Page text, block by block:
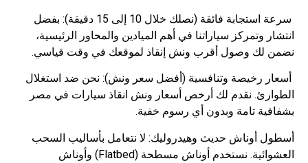
سرعة استجابة فائقة (نصلك خلال 10 إلى 15 دقيقة): بفضل
انتشار وتمركز سياراتنا في أهم الميادين والمحاور الرئيسية،
نضمن لك وصول أقرب ونش إنقاذ لموقعك في وقت قياسي.
أسعار رخيصة وتنافسية (أفضل سعر ونش): نحن ضد استغلال
الطوارئ. نقدم لك أرخص أسعار ونش انقاذ سيارات في مصر
بشفافية تامة وبدون أي رسوم خفية.
أسطول أوناش حديث وهيدروليك: لا نتعامل بأساليب السحب
العشوائية. نستخدم أوناش مسطحة (Flatbed) وأوناش